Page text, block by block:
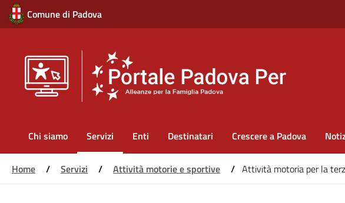
Comune di Padova
Main
navigation
Chi siamo Servizi Enti Destinatari Crescere a Padova
Home / Servizi / Attività motorie e sportive / Attività motoria per la